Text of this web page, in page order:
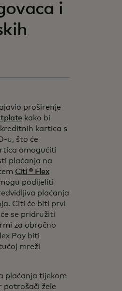
i
proširenje
kako bi
kartica s
u, što će
omogućiti
plaćanja na
Citi ® Flex
podijeliti
plaćanja
Citi će biti prvi
se pridružiti
za obročno
Pay biti
mreži
plaćanja tijekom
potrošači žele